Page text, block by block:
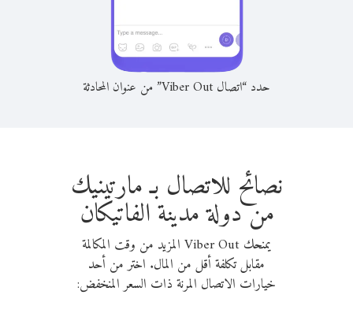
حدد “اتصال Viber Out” من عنوان المحادثة
نصائح للاتصال بـ مارتينيك
من دولة مدينة الفاتيكان
يمنحك Viber Out المزيد من وقت المكالمة
مقابل تكلفة أقل من المال. اختر من أحد
خيارات الاتصال المرنة ذات السعر المنخفض: